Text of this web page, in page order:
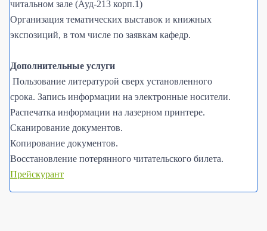
читальном зале (Ауд-213 корп.1)
Организация тематических выставок и книжных
экспозиций, в том числе по заявкам кафедр.
Дополнительные услуги
Пользование литературой сверх установленного
срока. Запись информации на электронные носители.
Распечатка информации на лазерном принтере.
Сканирование документов.
Копирование документов.
Восстановление потерянного читательского билета.
Прейскурант